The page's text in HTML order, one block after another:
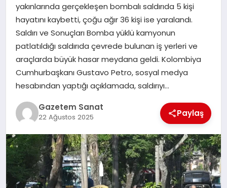
EKONOMI
SAĞLIK
DÜNYA
EĞITIM
yakınlarında gerçekleşen bombalı saldırıda 5 kişi
hayatını kaybetti, çoğu ağır 36 kişi ise yaralandı.
Saldırı ve Sonuçları Bomba yüklü kamyonun
patlatıldığı saldırıda çevrede bulunan iş yerleri ve
araçlarda büyük hasar meydana geldi. Kolombiya
Cumhurbaşkanı Gustavo Petro, sosyal medya
hesabından yaptığı açıklamada, saldırıyı…
Gazetem Sanat
22 Ağustos 2025 Paylaş